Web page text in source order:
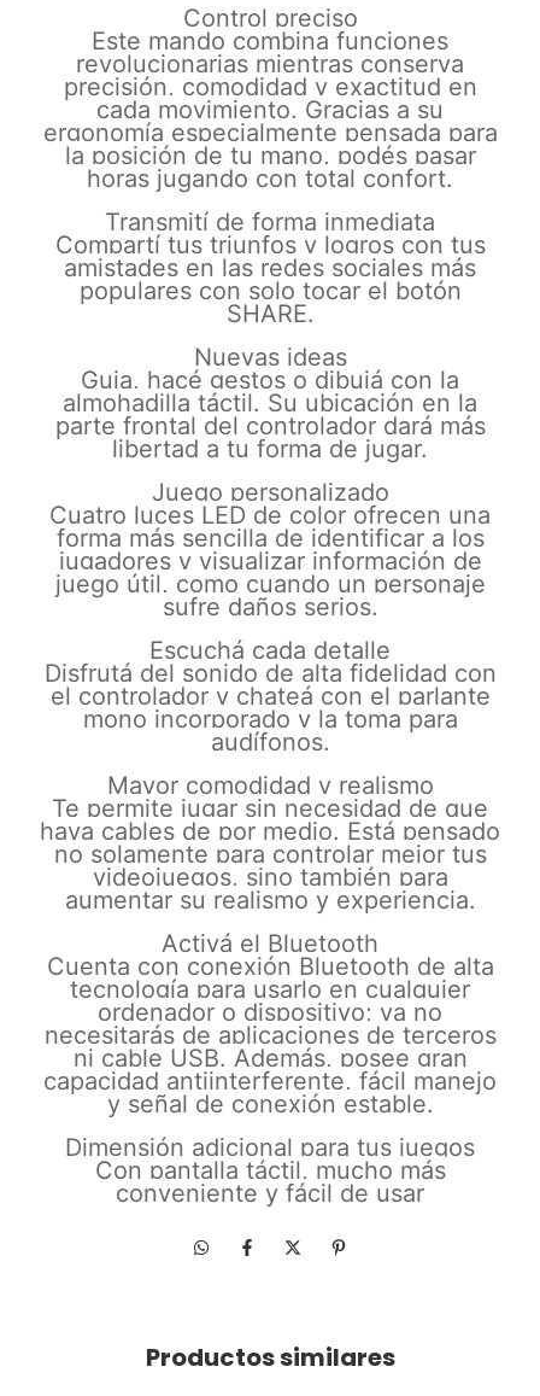
Control preciso
Este mando combina funciones
revolucionarias mientras conserva
precisión, comodidad y exactitud en
cada movimiento. Gracias a su
ergonomía especialmente pensada para
la posición de tu mano, podés pasar
horas jugando con total confort.
Transmití de forma inmediata
Compartí tus triunfos y logros con tus
amistades en las redes sociales más
populares con solo tocar el botón
SHARE.
Nuevas ideas
Guia, hacé gestos o dibujá con la
almohadilla táctil. Su ubicación en la
parte frontal del controlador dará más
libertad a tu forma de jugar.
Juego personalizado
Cuatro luces LED de color ofrecen una
forma más sencilla de identificar a los
jugadores y visualizar información de
juego útil, como cuando un personaje
sufre daños serios.
Escuchá cada detalle
Disfrutá del sonido de alta fidelidad con
el controlador y chateá con el parlante
mono incorporado y la toma para
audífonos.
Mayor comodidad y realismo
Te permite jugar sin necesidad de que
haya cables de por medio. Está pensado
no solamente para controlar mejor tus
videojuegos, sino también para
aumentar su realismo y experiencia.
Activá el Bluetooth
Cuenta con conexión Bluetooth de alta
tecnología para usarlo en cualquier
ordenador o dispositivo; ya no
necesitarás de aplicaciones de terceros
ni cable USB. Además, posee gran
capacidad antiinterferente, fácil manejo
y señal de conexión estable.
Dimensión adicional para tus juegos
Con pantalla táctil, mucho más
conveniente y fácil de usar
Productos similares